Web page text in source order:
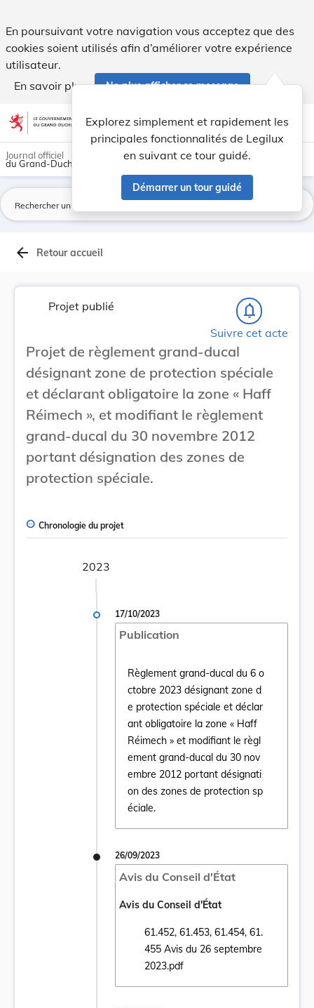
En poursuivant votre navigation vous acceptez que des
cookies soient utilisés afin d’améliorer votre expérience
utilisateur.
En savoir plus
Ne plus afficher ce message
Aller au contenu account_circle help Aide
Explorez simplement et rapidement les
principales fonctionnalités de Legilux
en suivant ce tour guidé.
Démarrer un tour guidé
light_mode dark_mode
Journal officiel
du Grand-Duché de Luxembourg
arrow_back Retour accueil
Projet publié notifications_none
Suivre cet acte
Projet de règlement grand-ducal
désignant zone de protection spéciale
et déclarant obligatoire la zone « Haff
Réimech », et modifiant le règlement
grand-ducal du 30 novembre 2012
portant désignation des zones de
protection spéciale.
Chronologie du projet
2023
17/10/2023
Publication
Règlement grand-ducal du 6 o
ctobre 2023 désignant zone d
e protection spéciale et déclar
ant obligatoire la zone « Haff
Réimech » et modifiant le règl
ement grand-ducal du 30 nov
embre 2012 portant désignati
on des zones de protection sp
éciale.
Ouvrir le document Règlement grand-
26/09/2023
Avis du Conseil d'État
Avis du Conseil d'État
61.452, 61.453, 61.454, 61.
455 Avis du 26 septembre
2023.pdf
Ouvrir le document 61.452, 61.453,